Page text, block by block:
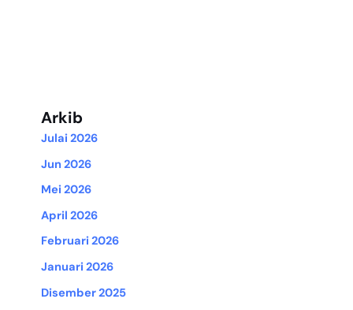
Arkib
Julai 2026
Jun 2026
Mei 2026
April 2026
Februari 2026
Januari 2026
Disember 2025